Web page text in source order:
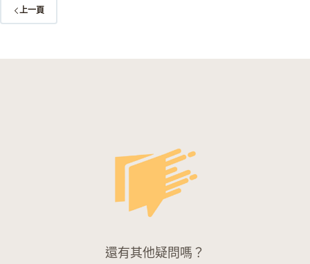
上一頁
還有其他疑問嗎？